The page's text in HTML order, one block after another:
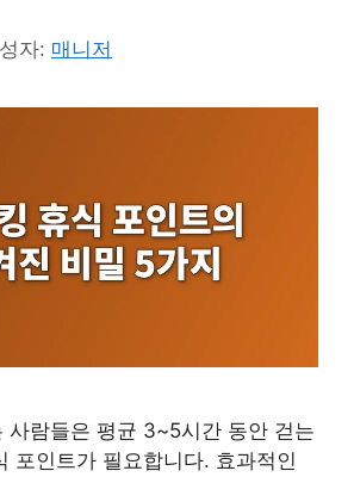
자: 매니저
사람들은 평균 3~5시간 동안 걷는
포인트가 필요합니다. 효과적인